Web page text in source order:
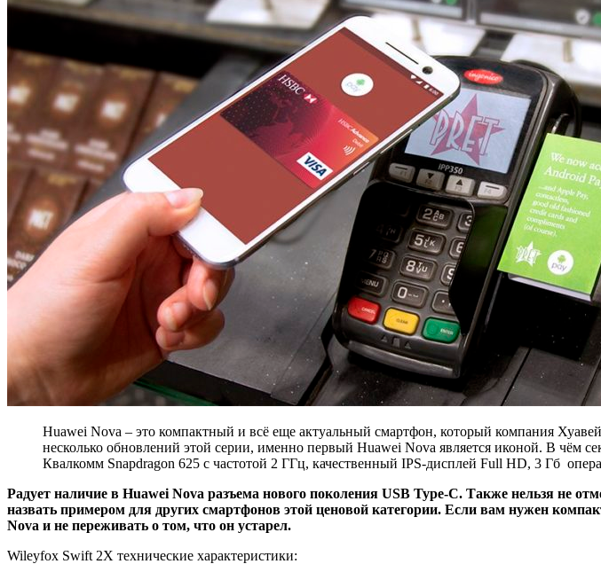
Huawei Nova – это компактный и всё еще актуальный смартфон, который компания
несколько обновлений этой серии, именно первый Huawei Nova является иконой. В чём
Квалкомм Snapdragon 625 с частотой 2 ГГц, качественный IPS-дисплей Full HD, 3 Гб
Радует наличие в Huawei Nova разъема нового поколения USB Type-C. Также нельзя не
назвать примером для других смартфонов этой ценовой категории. Если вам нужен
Nova и не переживать о том, что он устарел.
Wileyfox Swift 2X технические характеристики: